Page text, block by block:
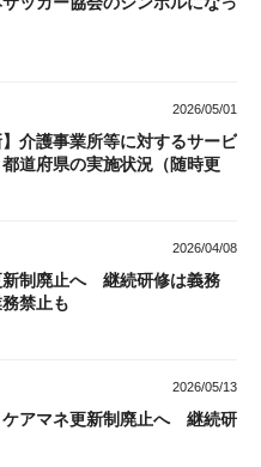
2026/05/01
】介護事業所等に対するサービ
道府県の実施状況（随時更
2026/04/08
新制廃止へ 継続研修は義務
禁止も
2026/05/13
アマネ更新制廃止へ 継続研